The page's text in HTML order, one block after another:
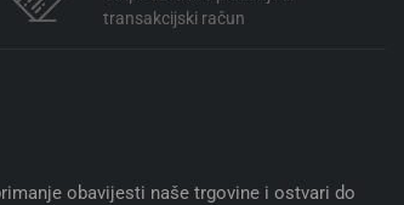
transakcijski račun
obavijesti naše trgovine i ostvari do